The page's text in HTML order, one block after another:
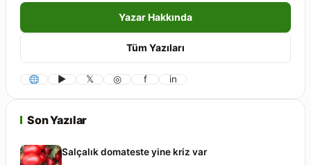
Yazar Hakkında
Tüm Yazıları
▶ 𝕏 ◎ f in
Son Yazılar
Salçalık domateste yine kriz var